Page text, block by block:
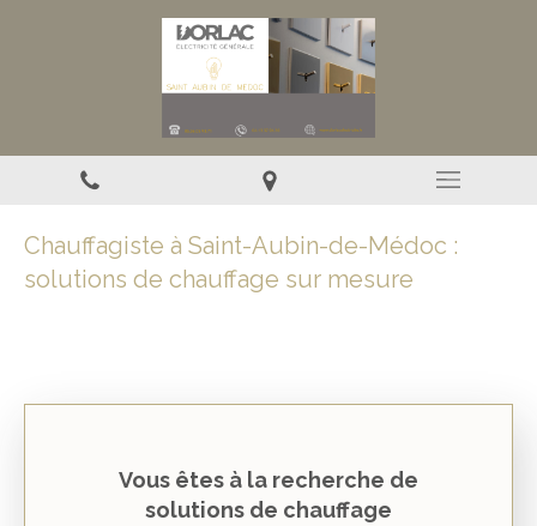
Chauffagiste à Saint-Aubin-de-Médoc :
solutions de chauffage sur mesure
Vous êtes à la recherche de
solutions de chauffage